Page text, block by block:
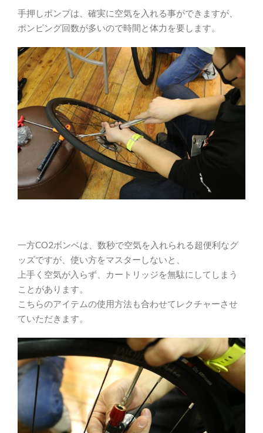
手押しポンプは、確実に空気を入れる事ができますが、
ポンピング回数が多いので時間と体力を要します。
一方CO2ボンベは、数秒で空気を入れられる超便利なグ
ッズですが、使い方をマスターしないと、
上手く空気が入らず、カートリッジを無駄にしてしまう
ことがあります。
こちらのアイテムの使用方法も合わせてレクチャーさせ
ていただきます。